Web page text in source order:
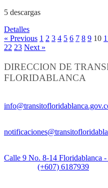
5 descargas
Detalles
« Previous 1 2 3 4 5 6 7 8 9 10
22 23 Next »
DIRECCION DE
FLORIDABLANCA
Calle 9 No. 8-14 Floridablanca
(+607) 6187939